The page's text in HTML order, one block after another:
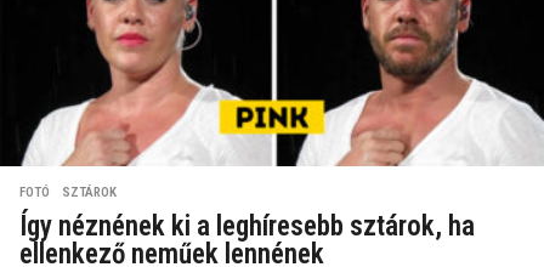
FOTÓ ,SZTÁROK
Így néznének ki a leghíresebb sztárok, ha
ellenkező neműek lennének